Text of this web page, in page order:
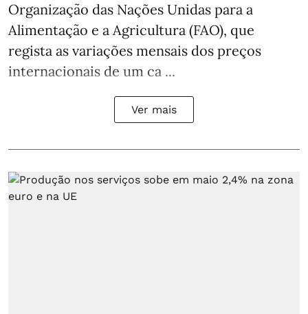
Organização das Nações Unidas para a
Alimentação e a Agricultura (FAO), que
regista as variações mensais dos preços
internacionais de um ca ...
Ver mais